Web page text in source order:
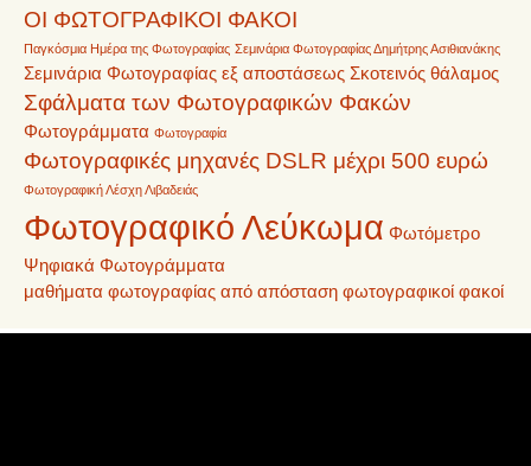
ΟΙ ΦΩΤΟΓΡΑΦΙΚΟΙ ΦΑΚΟΙ
Παγκόσμια Ημέρα της Φωτογραφίας Σεμινάρια Φωτογραφίας Δημήτρης Ασιθιανάκης
Σεμινάρια Φωτογραφίας εξ αποστάσεως Σκοτεινός θάλαμος
Σφάλματα των Φωτογραφικών Φακών
Φωτογράμματα Φωτογραφία
Φωτογραφικές μηχανές DSLR μέχρι 500 ευρώ
Φωτογραφική Λέσχη Λιβαδειάς
Φωτογραφικό Λεύκωμα Φωτόμετρο
Ψηφιακά Φωτογράμματα
μαθήματα φωτογραφίας από απόσταση φωτογραφικοί φακοί